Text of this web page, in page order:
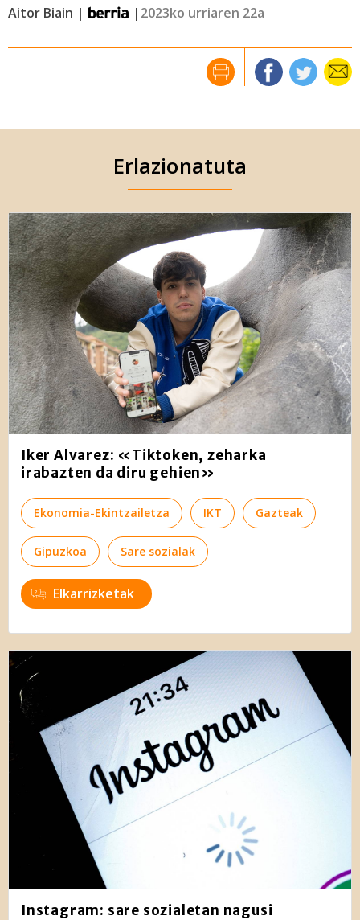
Aitor Biain | | 2023ko urriaren 22a
Erlazionatuta
Iker Alvarez: «Tiktoken, zeharka
irabazten da diru gehien»
Ekonomia-Ekintzailetza IKT Gazteak
Gipuzkoa Sare sozialak
Elkarrizketak
Instagram: sare sozialetan nagusi